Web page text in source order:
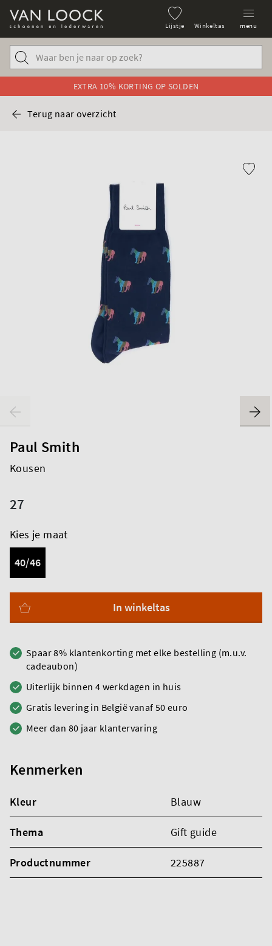
Lijstje Winkeltas menu
EXTRA 10% KORTING OP SOLDEN
Terug naar overzicht
Paul Smith
Kousen
27
Kies je maat
40/46
In winkeltas
Spaar 8% klantenkorting met elke bestelling (m.u.v.
cadeaubon)
Uiterlijk binnen 4 werkdagen in huis
Gratis levering in België vanaf 50 euro
Meer dan 80 jaar klantervaring
Kenmerken
Kleur Blauw
Thema Gift guide
Productnummer 225887